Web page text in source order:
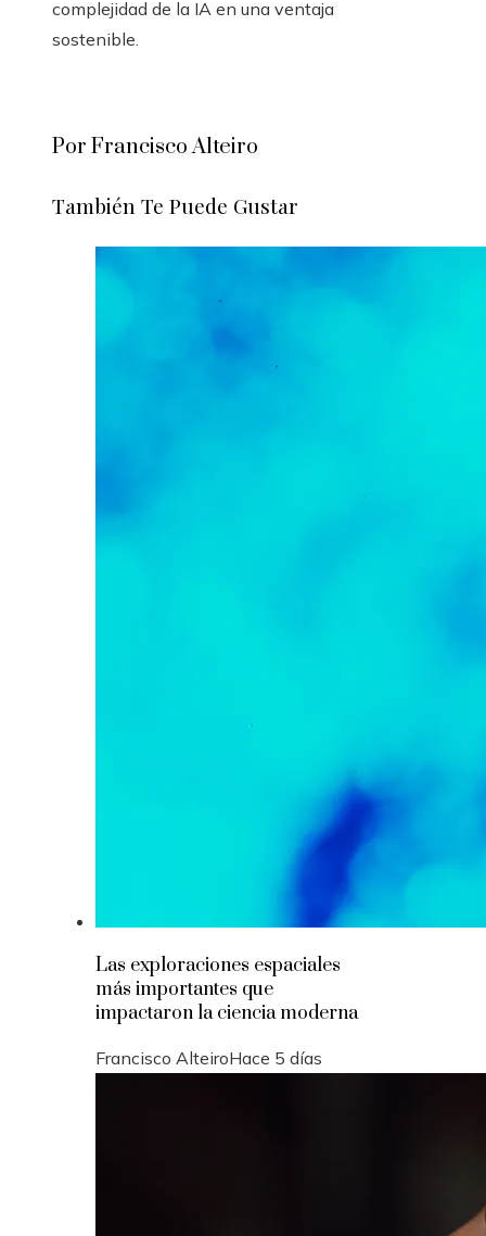
complejidad de la IA en una ventaja
sostenible.
Por Francisco Alteiro
También Te Puede Gustar
Las exploraciones espaciales
más importantes que
impactaron la ciencia moderna
Francisco AlteiroHace 5 días